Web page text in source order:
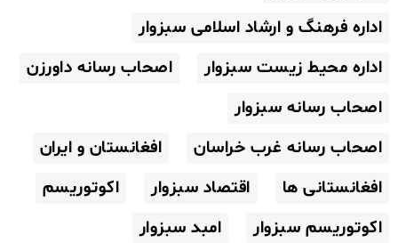
اداره فرهنگ و ارشاد اسلامی سبزوار
اداره محیط زیست سبزوار
اصحاب رسانه داورزن
اصحاب رسانه سبزوار
اصحاب رسانه غرب خراسان
افغانستان و ایران
افغانستانی ها
اقتصاد سبزوار
اکوتوریسم
اکوتوریسم سبزوار
امبد سبزوار